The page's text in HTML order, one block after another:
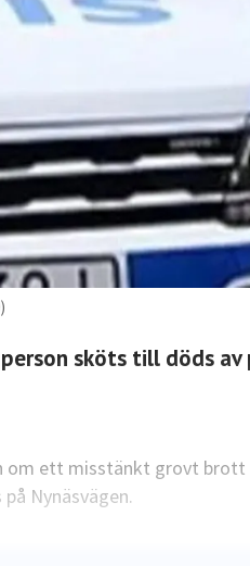
sköts till döds av
om ett misstänkt grovt brott
Nynäsvägen.